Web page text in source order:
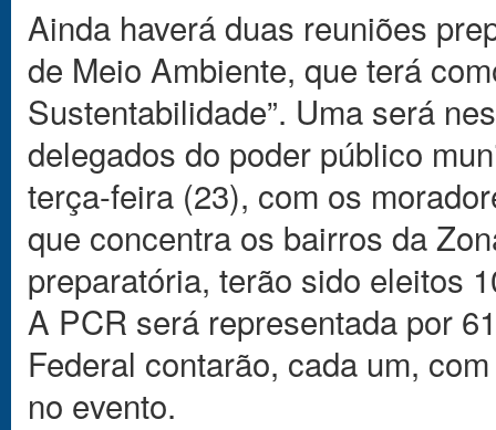
Ainda haverá duas reuniões
de Meio Ambiente, que terá
Sustentabilidade”. Uma será
delegados do poder público
terça-feira (23), com os
que concentra os bairros da
preparatória, terão sido eleitos
A PCR será representada por
Federal contarão, cada um,
no evento.